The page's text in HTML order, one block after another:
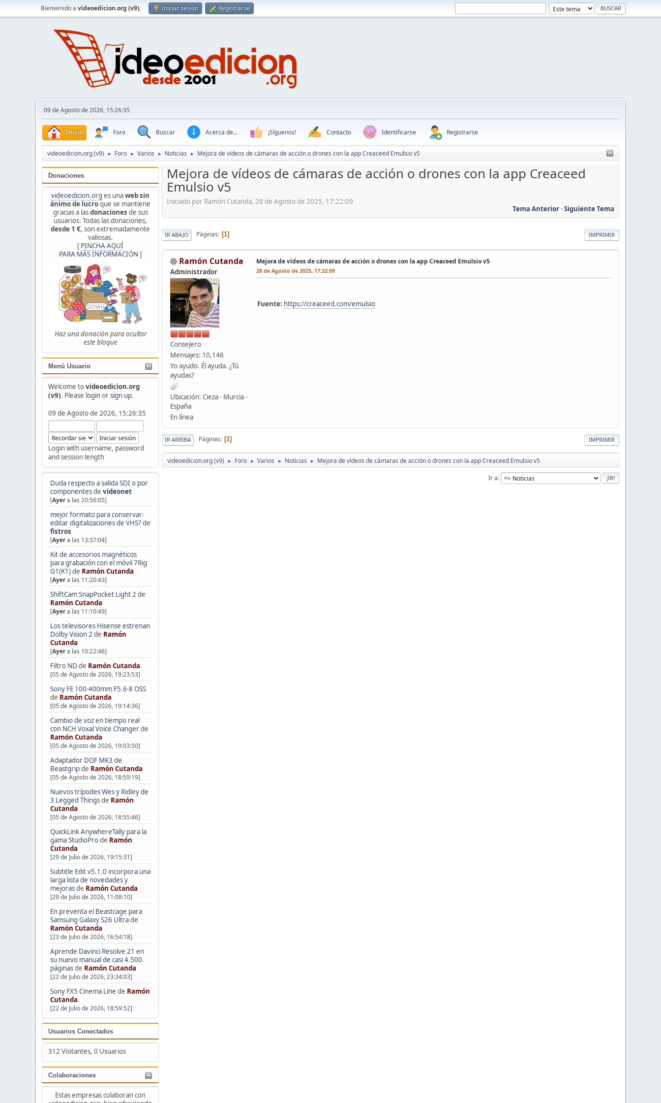
Bienvenido a videoedicion.org (v9). Iniciar sesión Registrarse
09 de Agosto de 2026, 15:26:35
Inicio Foro Buscar Acerca de... ¡Síguenos! Contacto Identificarse Registrarse
videoedicion.org (v9) ► Foro ► Varios ► Noticias ► Mejora de vídeos de cámaras de acción o drones con la app Creaceed Emulsio v5
Donaciones
videoedicion.org es unaweb sin
ánimo de lucroque se mantiene
gracias a lasdonaciones de sus
usuarios. Todas las donaciones,
desde 1 €, son extremadamente
valiosas.
[ PINCHA AQUÍ
PARA MÁS INFORMACIÓN ]
Haz una donación para ocultar
este bloque
Menú Usuario
Welcome tovideoedicion.org
(v9). Please loginorsign up.
09 de Agosto de 2026, 15:26:35
Login with username, password
and session length
Duda respecto a salida SDI o por
componentesde videonet
[Ayera las 20:56:05]
mejor formato para conservar-
editar digitalizaciones de VHS?de
fistros
[Ayera las 13:37:04]
Kit de accesorios magnéticos
para grabación con el móvil 7Rig
G1(K1)de Ramón Cutanda
[Ayera las 11:20:43]
ShiftCam SnapPocket Light 2 de
Ramón Cutanda
[Ayera las 11:10:49]
Los televisores Hisense estrenan
Dolby Vision 2 de Ramón
Cutanda
[Ayera las 10:22:46]
Filtro ND de Ramón Cutanda
[05 de Agosto de 2026, 19:23:53]
Sony FE 100-400mm F5.6-8 OSS
de Ramón Cutanda
[05 de Agosto de 2026, 19:14:36]
Cambio de voz en tiempo real
con NCH Voxal Voice Changerde
Ramón Cutanda
[05 de Agosto de 2026, 19:03:50]
Adaptador DOF MK3 de
Beastgripde Ramón Cutanda
[05 de Agosto de 2026, 18:59:19]
Nuevos trípodes Wes y Ridley de
3 Legged Thingsde Ramón
Cutanda
[05 de Agosto de 2026, 18:55:46]
QuickLink AnywhereTally para la
gama StudioProde Ramón
Cutanda
[29 de Julio de 2026, 19:15:31]
Subtitle Edit v5.1.0 incorpora una
larga lista de novedades y
mejorasde Ramón Cutanda
[29 de Julio de 2026, 11:08:10]
En preventa el Beastcage para
Samsung Galaxy S26 Ultrade
Ramón Cutanda
[23 de Julio de 2026, 16:54:18]
Aprende Davinci Resolve 21 en
su nuevo manual de casi 4.500
páginasde Ramón Cutanda
[22 de Julio de 2026, 23:34:03]
Sony FX5 Cinema Line de Ramón
Cutanda
[22 de Julio de 2026, 18:59:52]
Usuarios Conectados
312 Visitantes, 0 Usuarios
Colaboraciones
Estas empresas colaboran con
Mejora de vídeos de cámaras de acción o drones con la app Creaceed
Emulsio v5
Iniciado por Ramón Cutanda, 28 de Agosto de 2025, 17:22:09
Tema Anterior-Siguiente Tema
IMPRIMIR
IR ABAJO Páginas 1
Ramón Cutanda
Administrador
Consejero
Mensajes: 10,146
Yo ayudo. Él ayuda. ¿Tú
ayudas?
Ubicación: Cieza - Murcia -
España
En línea
Mejora de vídeos de cámaras de acción o drones con la app Creaceed Emulsio v5
28 de Agosto de 2025, 17:22:09
Fuente: https://creaceed.com/emulsio
IMPRIMIR
IR ARRIBA Páginas 1
videoedicion.org (v9) ► Foro ► Varios ► Noticias ► Mejora de vídeos de cámaras de acción o drones con la app Creaceed Emulsio v5
Ir a